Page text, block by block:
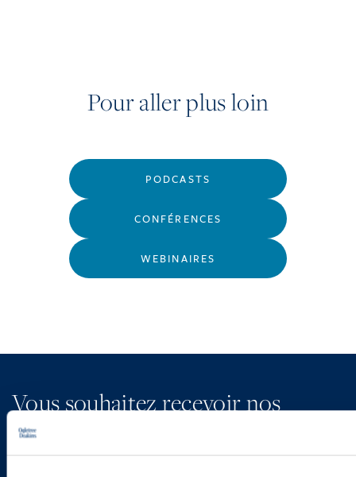
Pour aller plus loin
PODCASTS
CONFÉRENCES
WEBINAIRES
Vous souhaitez recevoir nos
newsletters, informations et
actualités ?